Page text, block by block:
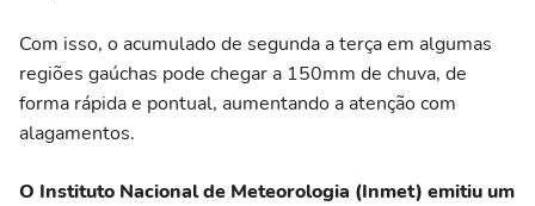
Com isso, o acumulado de segunda a terça em algumas
regiões gaúchas pode chegar a 150mm de chuva, de
forma rápida e pontual, aumentando a atenção com
alagamentos.
O Instituto Nacional de Meteorologia (Inmet) emitiu um